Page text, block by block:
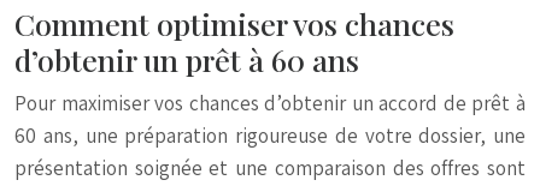
Comment optimiser vos chances
d’obtenir un prêt à 60 ans
Pour maximiser vos chances d’obtenir un accord de prêt à
60 ans, une préparation rigoureuse de votre dossier, une
présentation soignée et une comparaison des offres sont